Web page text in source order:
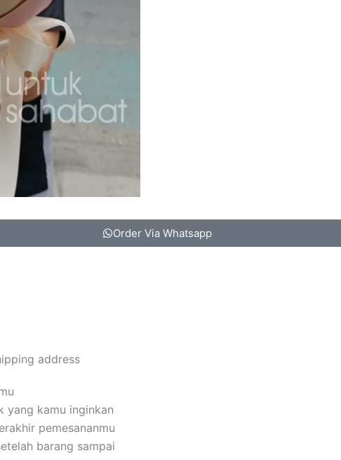
Order Via Whatsapp
address
yang kamu inginkan
pemesananmu
barang sampai